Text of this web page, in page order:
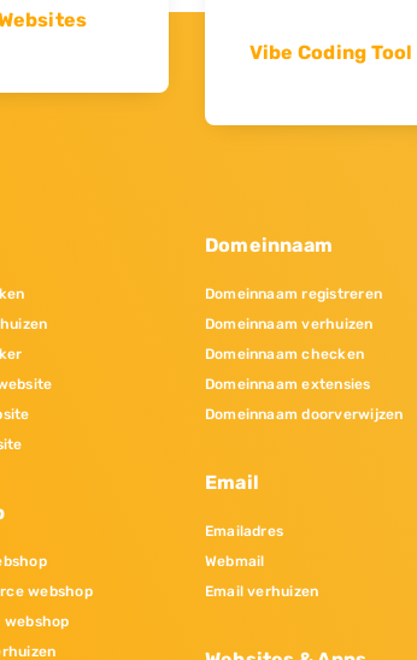
Vibe Coding Tool
webshop
webshop
Domeinnaam
Domeinnaam registreren
Domeinnaam verhuizen
Domeinnaam checken
Domeinnaam extensies
Domeinnaam doorverwijzen
Email
Emailadres
Webmail
Email verhuizen